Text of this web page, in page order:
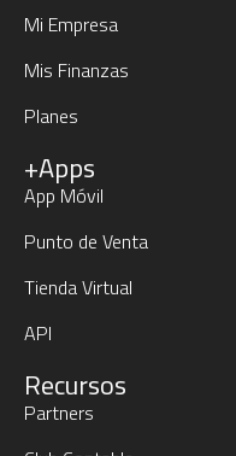
Mi Empresa
Mis Finanzas
Planes
+Apps
App Móvil
Punto de Venta
Tienda Virtual
API
Recursos
Partners